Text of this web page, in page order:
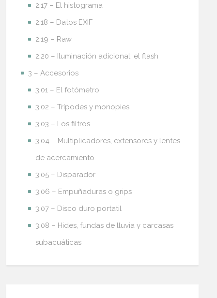
2.17 – El histograma
2.18 – Datos EXIF
2.19 – Raw
2.20 – Iluminación adicional: el flash
3 – Accesorios
3.01 – El fotómetro
3.02 – Trípodes y monopies
3.03 – Los filtros
3.04 – Multiplicadores, extensores y lentes
de acercamiento
3.05 – Disparador
3.06 – Empuñaduras o grips
3.07 – Disco duro portatil
3.08 – Hides, fundas de lluvia y carcasas
subacuáticas